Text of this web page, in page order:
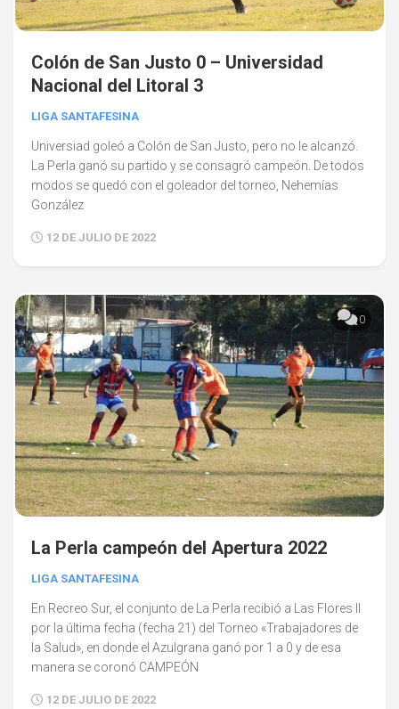
Colón de San Justo 0 – Universidad
Nacional del Litoral 3
LIGA SANTAFESINA
Universiad goleó a Colón de San Justo, pero no le alcanzó.
La Perla ganó su partido y se consagró campeón. De todos
modos se quedó con el goleador del torneo, Nehemías
González
12 DE JULIO DE 2022
0
La Perla campeón del Apertura 2022
LIGA SANTAFESINA
En Recreo Sur, el conjunto de La Perla recibió a Las Flores II
por la última fecha (fecha 21) del Torneo «Trabajadores de
la Salud», en donde el Azulgrana ganó por 1 a 0 y de esa
manera se coronó CAMPEÓN
12 DE JULIO DE 2022